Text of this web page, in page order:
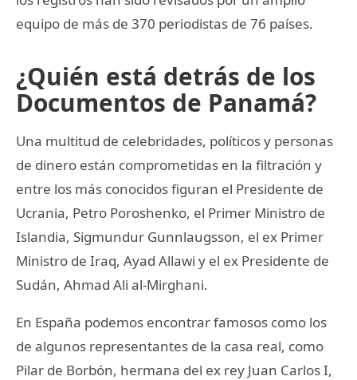
equipo de más de 370 periodistas de 76 países.
¿Quién está detrás de los
Documentos de Panamá?
Una multitud de celebridades, políticos y personas
de dinero están comprometidas en la filtración y
entre los más conocidos figuran el Presidente de
Ucrania, Petro Poroshenko, el Primer Ministro de
Islandia, Sigmundur Gunnlaugsson, el ex Primer
Ministro de Iraq, Ayad Allawi y el ex Presidente de
Sudán, Ahmad Ali al-Mirghani.
En España podemos encontrar famosos como los
de algunos representantes de la casa real, como
Pilar de Borbón, hermana del ex rey Juan Carlos I,